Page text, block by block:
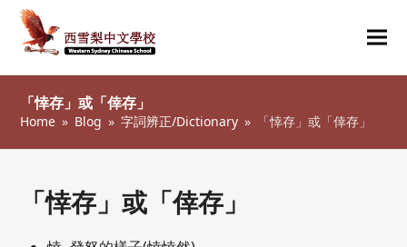
「悻存」或「倖存」
Home » Blog » 字詞辨正/Dictionary » 「悻存」或「倖存」
「悻存」或「倖存」